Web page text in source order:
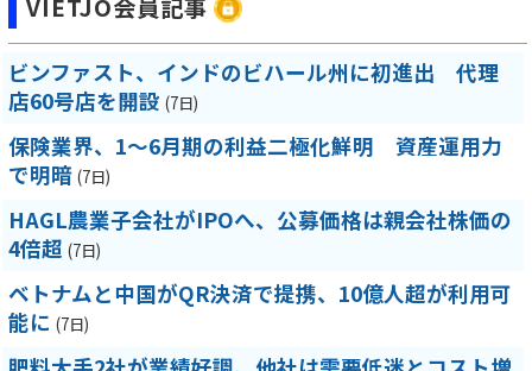
VIETJO会員記事
ビンファスト、インドのビハール州に初進出 代理
店60号店を開設 (7日)
保険業界、1～6月期の利益二極化鮮明 資産運用力
で明暗 (7日)
HAGL農業子会社がIPOへ、公募価格は親会社株価の
4倍超 (7日)
ベトナムと中国がQR決済で提携、10億人超が利用可
能に (7日)